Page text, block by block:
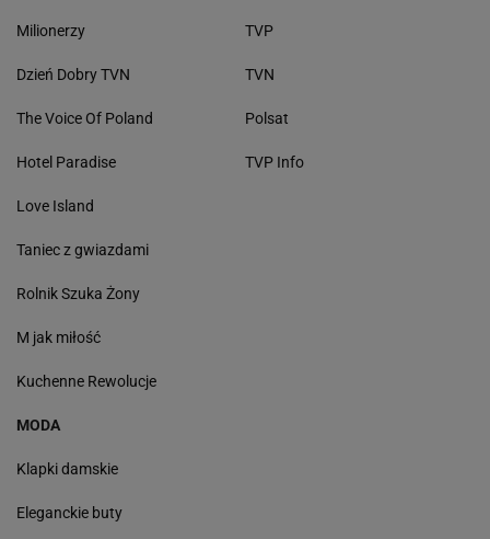
Milionerzy
Dzień Dobry TVN
The Voice Of Poland
Hotel Paradise
Love Island
Taniec z gwiazdami
Rolnik Szuka Żony
M jak miłość
Kuchenne Rewolucje
TVP
TVN
Polsat
TVP Info
MODA
Klapki damskie
Eleganckie buty